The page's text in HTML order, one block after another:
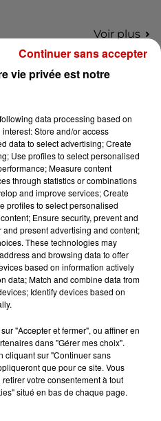
Voir plus
places pour le
du Roi Arthur 2026 !
entrées pour le
Sport Automobile au
vous invite à
Xperiences !
Gagnez votre balade
!
vie privée est notre
data processing based on
Store and/or access
data to select advertising; Create
Use profiles to select personalised
Measure content
through statistics or combinations
and improve services; Create
profiles to select personalised
Ensure security, prevent and
present advertising and content;
These technologies may
and browsing data to offer
based on information actively
data; Match and combine data from
Identify devices based on
"Accepter et fermer", ou affiner en
dans "Gérer mes choix".
cliquant sur "Continuer sans
que pour ce site. Vous
votre consentement à tout
situé en bas de chaque page.
Continuer sans accepter